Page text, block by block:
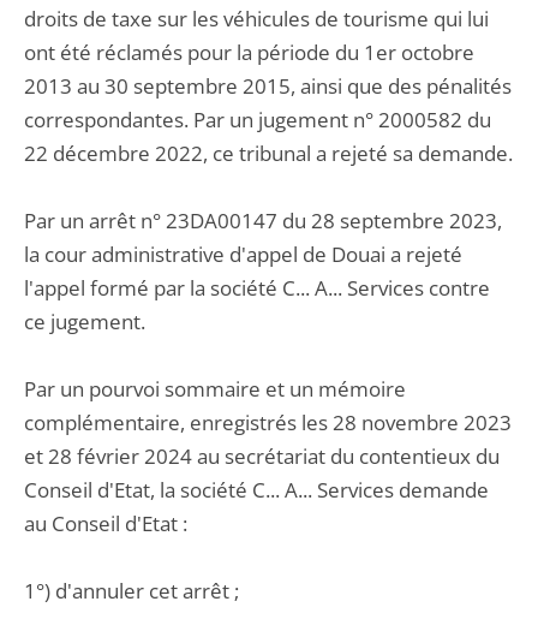
droits de taxe sur les véhicules de tourisme qui lui
ont été réclamés pour la période du 1er octobre
2013 au 30 septembre 2015, ainsi que des pénalités
correspondantes. Par un jugement n° 2000582 du
22 décembre 2022, ce tribunal a rejeté sa demande.
Par un arrêt n° 23DA00147 du 28 septembre 2023,
la cour administrative d'appel de Douai a rejeté
l'appel formé par la société C... A... Services contre
ce jugement.
Par un pourvoi sommaire et un mémoire
complémentaire, enregistrés les 28 novembre 2023
et 28 février 2024 au secrétariat du contentieux du
Conseil d'Etat, la société C... A... Services demande
au Conseil d'Etat :
1°) d'annuler cet arrêt ;